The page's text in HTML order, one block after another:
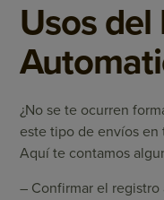
Usos del
¿No se te ocurren
este tipo de envíos en
Aquí te contamos
– Confirmar el